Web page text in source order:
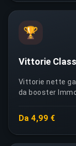
🏆
Vittorie
Vittorie nette
da booster
Da 4,99 €